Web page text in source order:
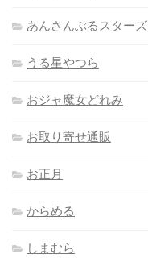
あんさんぶるスターズ
うる星やつら
おジャ魔女どれみ
お取り寄せ通販
お正月
からめる
しまむら